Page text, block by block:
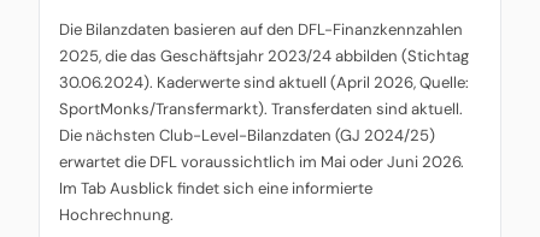
Die Bilanzdaten basieren auf den DFL-Finanzkennzahlen
2025, die das Geschäftsjahr 2023/24 abbilden (Stichtag
30.06.2024). Kaderwerte sind aktuell (April 2026, Quelle:
SportMonks/Transfermarkt). Transferdaten sind aktuell.
Die nächsten Club-Level-Bilanzdaten (GJ 2024/25)
erwartet die DFL voraussichtlich im Mai oder Juni 2026.
Im Tab Ausblick findet sich eine informierte
Hochrechnung.